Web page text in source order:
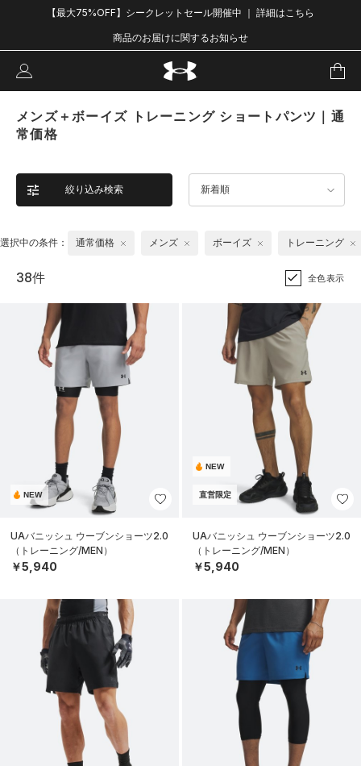
【最大75%OFF】シークレットセール開催中 ｜ 詳細はこちら
商品のお届けに関するお知らせ
メンズ＋ボーイズ トレーニング ショートパンツ｜通
常価格
絞り込み検索 新着順
選択中の条件： 通常価格 メンズ ボーイズ トレーニング
38件 全色表示
NEW
UAバニッシュ ウーブンショーツ2.0
（トレーニング/MEN）
￥5,940
NEW
直営限定
UAバニッシュ ウーブンショーツ2.0
（トレーニング/MEN）
￥5,940